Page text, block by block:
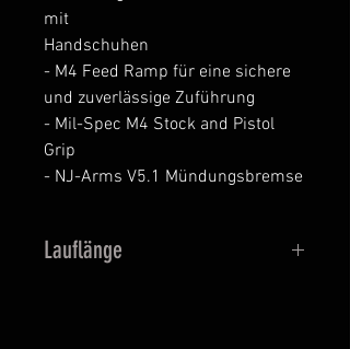
mit
Handschuhen
- M4 Feed Ramp für eine sichere
und zuverlässige Zuführung
- Mil-Spec M4 Stock and Pistol
Grip
- NJ-Arms V5.1 Mündungsbremse
Lauflänge